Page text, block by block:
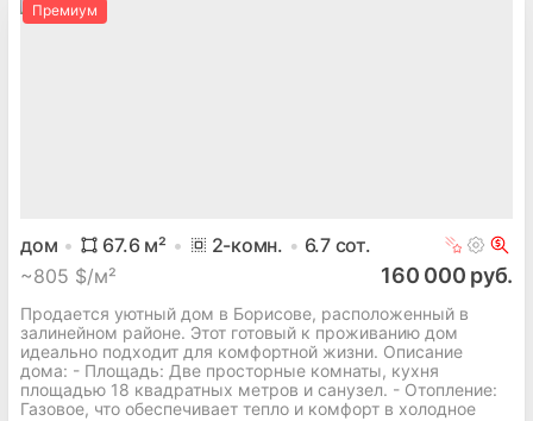
Премиум
дом 67.6м² 2-комн. 6.7сот.
~805 $/м² 160 000 руб.
Продается уютный дом в Борисове, расположенный в
залинейном районе. Этот готовый к проживанию дом
идеально подходит для комфортной жизни. Описание
дома: - Площадь: Две просторные комнаты, кухня
площадью 18 квадратных метров и санузел. - Отопление:
Газовое, что обеспечивает тепло и комфорт в холодное